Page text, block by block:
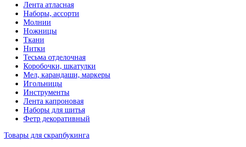
Лента атласная
Наборы, ассорти
Молнии
Ножницы
Ткани
Нитки
Тесьма отделочная
Коробочки, шкатулки
Мел, карандаши, маркеры
Игольницы
Инструменты
Лента капроновая
Наборы для шитья
Фетр декоративный
Товары для скрапбукинга